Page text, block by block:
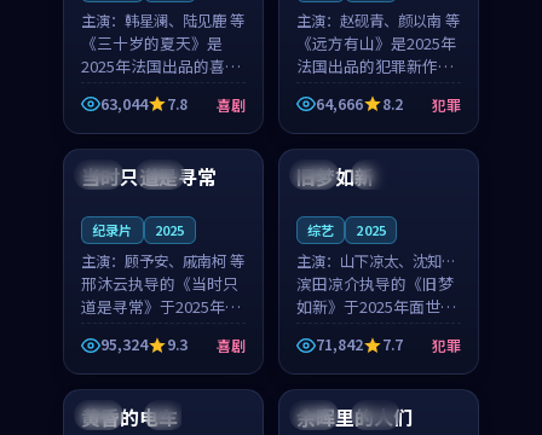
主演： 韩星澜、陆见鹿 等
《三十岁的夏天》是
2025年法国出品的喜剧
新作，主创团队希望用
深夜电台的故事让观众
停下来想一想。韩星澜
角色，山田纯一的叙事
63,044 7.8 喜剧
主演： 赵砚青、颜以南 等
《远方有山》是2025年
法国出品的犯罪新作，
主创团队希望用高校追
梦的故事让观众停下来
想一想。赵砚青领衔，
颜以南担任重要角色，
山田纯一的叙事节奏
64,666 8.2 犯罪
泰国 杜比
当时只道是寻常
纪录片 2025
主演： 顾予安、戚南柯 等
邢沐云执导的《当时只
道是寻常》于2025年面
世，泰国的城市气质与
母女情深的人物心境共
同构筑了影片基调。顾
予安、戚南柯用细腻的
表演撑起整部喜剧电
95,324 9.3 喜剧
中国 高分
旧梦如新
综艺 2025
主演： 山下凉太、沈知韵
等
滨田凉介执导的《旧梦
如新》于2025年面世，
中国台湾的城市气质与
异国相遇的人物心境共
同构筑了影片基调。山
下凉太、沈知韵用细腻
的表演撑起整部犯罪
71,842 7.7 犯罪
日本 4K
黄昏的电车 泰国 完结
余晖里的人们